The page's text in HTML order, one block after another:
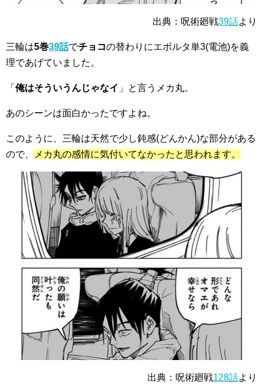
出典：呪術廻戦39話より
三輪は5巻39話でチョコの替わりにエボルタ単3(電池)を義
理であげていました。
「 俺はそういうんじゃなイ 」と言うメカ丸。
あのシーンは面白かったですよね。
このように、三輪は天然で少し鈍感(どんかん)な部分がある
ので、
メカ丸の感情に気付いてなかったと思われます。
出典：呪術廻戦128話より